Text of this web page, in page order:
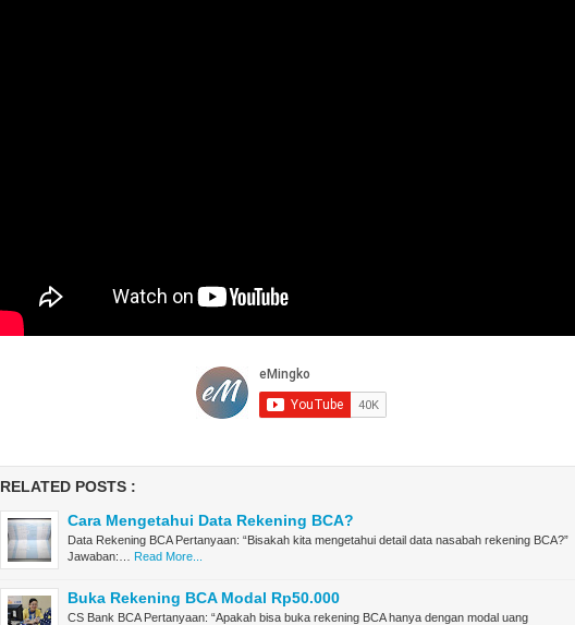
RELATED POSTS :
Cara Mengetahui Data Rekening BCA?
Data Rekening BCA Pertanyaan: “Bisakah kita mengetahui detail data nasabah rekening BCA?”
Jawaban:…
Read More...
Buka Rekening BCA Modal Rp50.000
CS Bank BCA Pertanyaan: “Apakah bisa buka rekening BCA hanya dengan modal uang